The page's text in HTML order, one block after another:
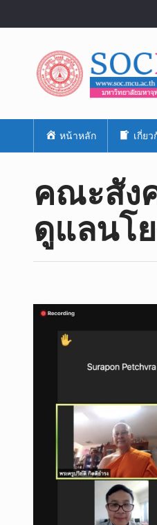
หน้าหลัก เกี่ย
คณะสัง
ดูแลนโ